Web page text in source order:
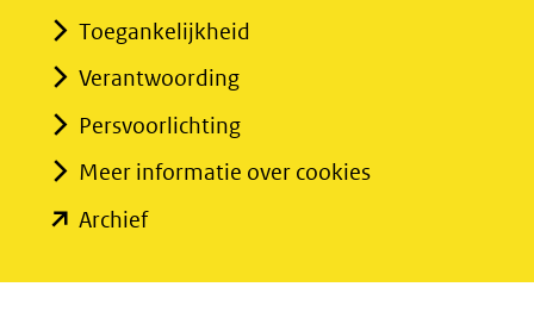
Toegankelijkheid
Verantwoording
Persvoorlichting
Meer informatie over cookies
Archief(opent